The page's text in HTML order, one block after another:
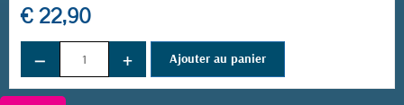
€ 22,90
− + Ajouter au panier